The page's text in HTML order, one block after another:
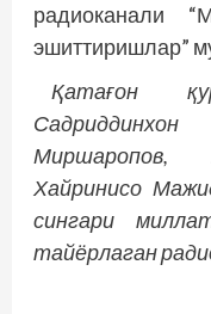
радиоканали
эшиттиришлар”
Қатағон
Миршаропов,
Хайринисо
сингари
тайёрлаган